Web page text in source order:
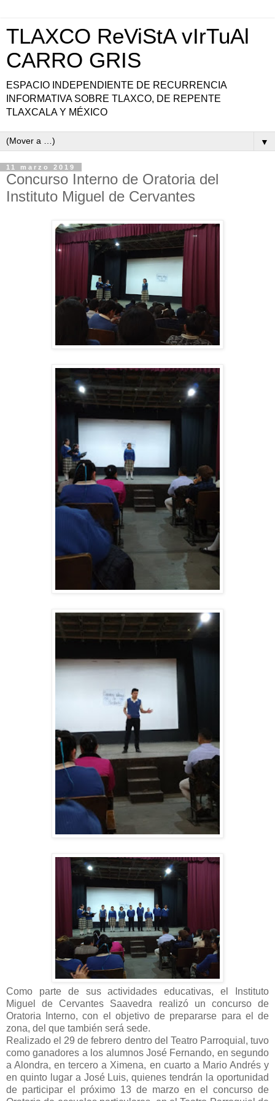
TLAXCO ReViStA vIrTuAl
CARRO GRIS
ESPACIO INDEPENDIENTE DE RECURRENCIA
INFORMATIVA SOBRE TLAXCO, DE REPENTE
TLAXCALA Y MÉXICO
▼
11 marzo 2019
Concurso Interno de Oratoria del
Instituto Miguel de Cervantes
Como parte de sus actividades educativas, el Instituto
Miguel de Cervantes Saavedra realizó un concurso de
Oratoria Interno, con el objetivo de prepararse para el de
zona, del que también será sede.
Realizado el 29 de febrero dentro del Teatro Parroquial, tuvo
como ganadores a los alumnos José Fernando, en segundo
a Alondra, en tercero a Ximena, en cuarto a Mario Andrés y
en quinto lugar a José Luis, quienes tendrán la oportunidad
de participar el próximo 13 de marzo en el concurso de